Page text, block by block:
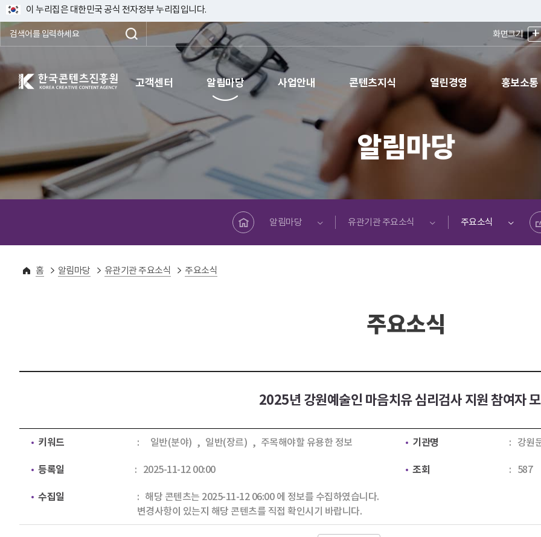
이 누리집은 대한민국 공식 전자정부 누리집입니다.
화면크기 +
한국콘텐츠진흥원 KOREA CREATIVE CONTENT AGENCY 고객센터 알림마당 사업안내 콘텐츠지식 열린경영 홍보소통
알림마당
메인페이지로 바로가기
알림마당
유관기관 주요소식 주요소식
공유하기
홈 알림마당 유관기관 주요소식 주요소식
주요소식
2025년 강원예술인 마음치유 심리검사 지원 참여자
키워드 일반(분야) , 일반(장르) , 주목해야할 유용한 정보 기관명 강원
등록일 2025-11-12 00:00 조회 587
수집일
해당 콘텐츠는 2025-11-12 06:00 에 정보를 수집하였습니다.
변경사항이 있는지 해당 콘텐츠를 직접 확인시기 바랍니다.